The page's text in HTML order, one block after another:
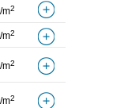
m2
m2
m2
m2